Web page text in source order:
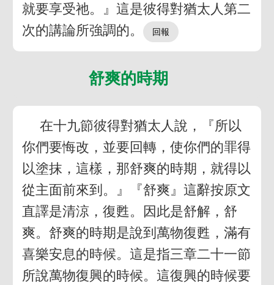
就要享受祂。』這是彼得對猶太人第二
次的講論所強調的。
舒爽的時期
在十九節彼得對猶太人說，『所以
你們要悔改，並要回轉，使你們的罪得
以塗抹，這樣，那舒爽的時期，就得以
從主面前來到。』『舒爽』這辭按原文
直譯是清涼，復甦。因此是舒解，舒
爽。舒爽的時期是說到萬物復甦，滿有
喜樂安息的時候。這是指三章二十一節
所說萬物復興的時候。這復興的時候要